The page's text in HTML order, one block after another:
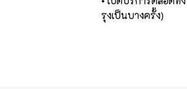
รุงเป็นบางครั้ง)